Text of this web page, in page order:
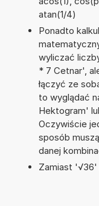
atan(1/4)
Ponadto
wyliczać
* 7 Cetnar',
łączyć ze
to wyglądać
Hektogram'
Oczywiście
sposób
danej
Zamiast